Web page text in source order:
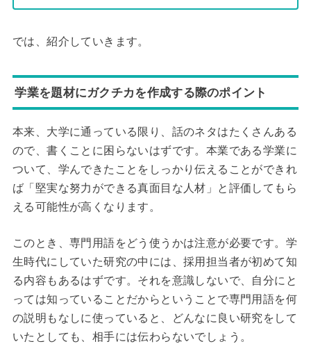
では、紹介していきます。
学業を題材にガクチカを作成する際のポイント
本来、大学に通っている限り、話のネタはたくさんある
ので、書くことに困らないはずです。本業である学業に
ついて、学んできたことをしっかり伝えることができれ
ば「堅実な努力ができる真面目な人材」と評価してもら
える可能性が高くなります。
このとき、専門用語をどう使うかは注意が必要です。学
生時代にしていた研究の中には、採用担当者が初めて知
る内容もあるはずです。それを意識しないで、自分にと
っては知っていることだからということで専門用語を何
の説明もなしに使っていると、どんなに良い研究をして
いたとしても、相手には伝わらないでしょう。